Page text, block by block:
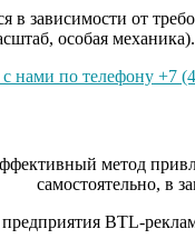
в зависимости от
особая механика).
нами по телефону +7
метод
самостоятельно, в
BTL-